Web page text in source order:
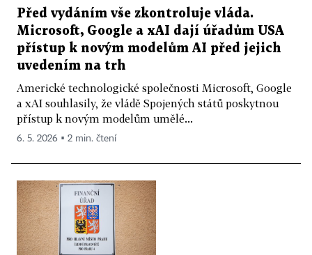
Před vydáním vše zkontroluje vláda.
Microsoft, Google a xAI dají úřadům USA
přístup k novým modelům AI před jejich
uvedením na trh
Americké technologické společnosti Microsoft, Google
a xAI souhlasily, že vládě Spojených států poskytnou
přístup k novým modelům umělé...
6. 5. 2026 ▪ 2 min. čtení